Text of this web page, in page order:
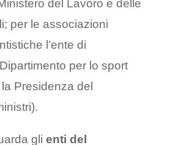
del Lavoro e delle
per le associazioni
l’ente di
per lo sport
Presidenza del
gli enti del